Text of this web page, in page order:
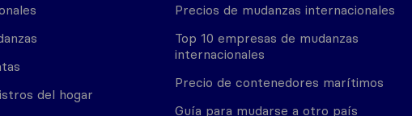
del hogar
Precios de mudanzas internacionales
Top 10 empresas de mudanzas
internacionales
Precio de contenedores marítimos
Guía para mudarse a otro país